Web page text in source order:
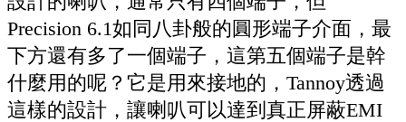
Precision 6.1如同八卦般的圓形端子介面，最
下方還有多了一個端子，這第五個端子是幹
什麼用的呢？它是用來接地的，Tannoy透過
這樣的設計，讓喇叭可以達到真正屏蔽EMI